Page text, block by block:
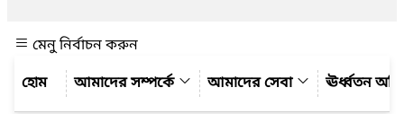
মেনু নির্বাচন করুন
আমাদের সম্পর্কে
আমাদের সেবা ঊর্ধ্বতন